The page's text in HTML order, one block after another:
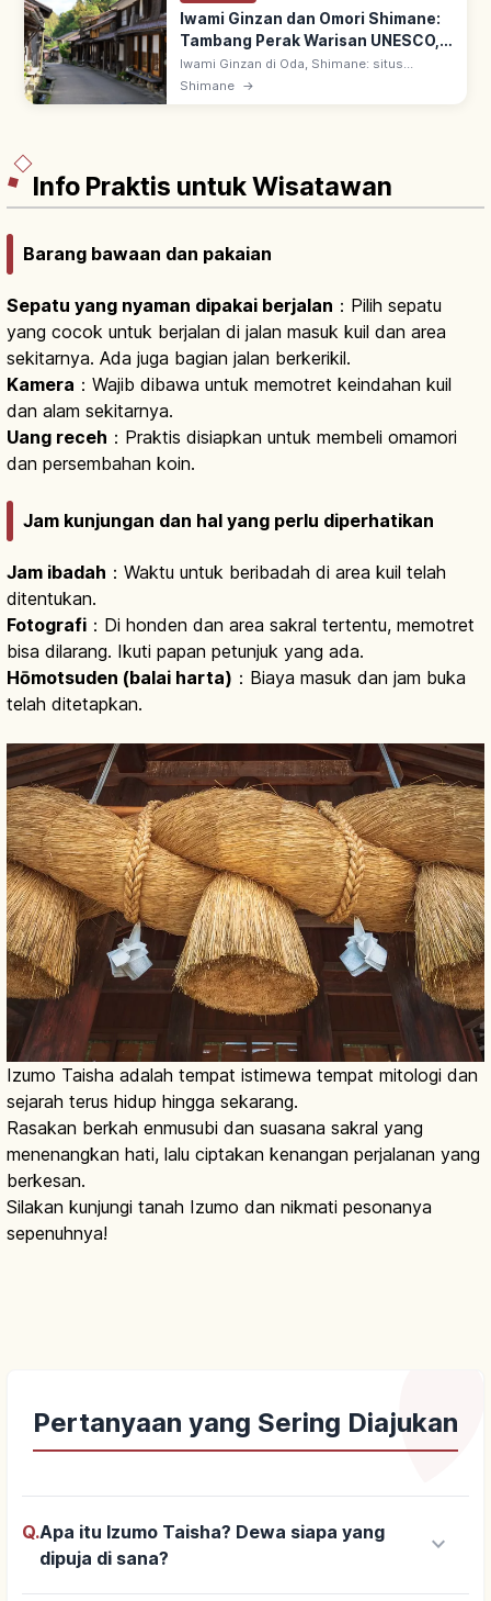
Iwami Ginzan dan Omori Shimane:
Tambang Perak Warisan UNESCO,
Spot Utama
Iwami Ginzan di Oda, Shimane: situs
tambang perak warisan UNESCO & kawasan
Shimane →
Info Praktis untuk Wisatawan
Barang bawaan dan pakaian
Sepatu yang nyaman dipakai berjalan ：Pilih sepatu
yang cocok untuk berjalan di jalan masuk kuil dan area
sekitarnya. Ada juga bagian jalan berkerikil.
Kamera ：Wajib dibawa untuk memotret keindahan kuil
dan alam sekitarnya.
Uang receh ：Praktis disiapkan untuk membeli omamori
dan persembahan koin.
Jam kunjungan dan hal yang perlu diperhatikan
Jam ibadah ：Waktu untuk beribadah di area kuil telah
ditentukan.
Fotografi ：Di honden dan area sakral tertentu, memotret
bisa dilarang. Ikuti papan petunjuk yang ada.
Hōmotsuden (balai harta) ：Biaya masuk dan jam buka
telah ditetapkan.
Izumo Taisha adalah tempat istimewa tempat mitologi dan
sejarah terus hidup hingga sekarang.
Rasakan berkah enmusubi dan suasana sakral yang
menenangkan hati, lalu ciptakan kenangan perjalanan yang
berkesan.
Silakan kunjungi tanah Izumo dan nikmati pesonanya
sepenuhnya!
Pertanyaan yang Sering Diajukan
Q.Apa itu Izumo Taisha? Dewa siapa yang
dipuja di sana?
keyboard_arrow_down